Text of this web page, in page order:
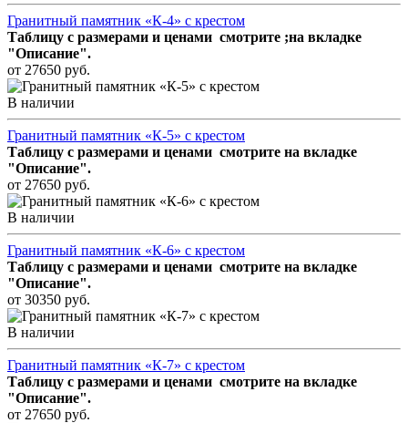
Гранитный памятник «К-4» с крестом
Таблицу с размерами и ценами смотрите ;на вкладке
"Описание".
от 27650 руб.
В наличии
Гранитный памятник «К-5» с крестом
Таблицу с размерами и ценами смотрите на вкладке
"Описание".
от 27650 руб.
В наличии
Гранитный памятник «К-6» с крестом
Таблицу с размерами и ценами смотрите на вкладке
"Описание".
от 30350 руб.
В наличии
Гранитный памятник «К-7» с крестом
Таблицу с размерами и ценами смотрите на вкладке
"Описание".
от 27650 руб.